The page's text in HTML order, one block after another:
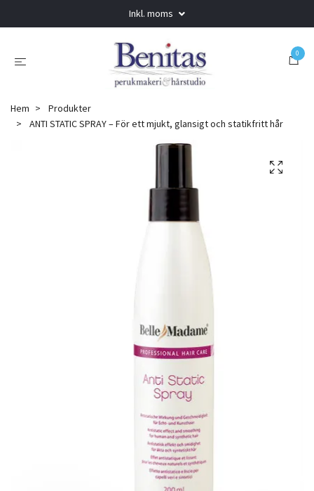
Inkl. moms
0
Hem
Produkter
ANTI STATIC SPRAY – För ett mjukt, glansigt och statikfritt hår